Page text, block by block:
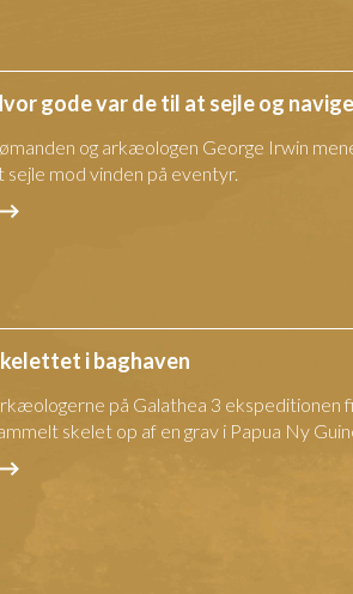
gode var de til at sejle og
og arkæologen George Irwin
sejle mod vinden på eventyr.
i baghaven
på Galathea 3 ekspeditionen
skelet op af en grav i Papua Ny